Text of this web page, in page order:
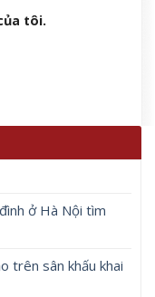
tôi.
ở Hà Nội tìm
trên sân khấu khai